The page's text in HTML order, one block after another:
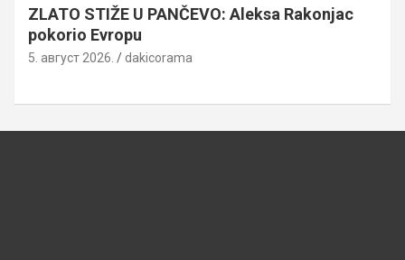
ZLATO STIŽE U PANČEVO: Aleksa Rakonjac
pokorio Evropu
5. август 2026. dakicorama